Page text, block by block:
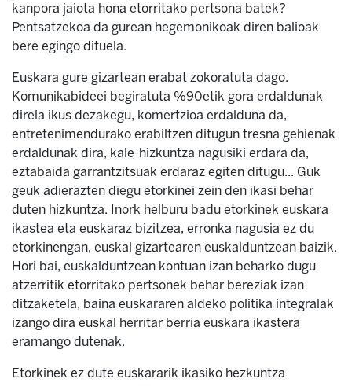
kanpora jaiota hona etorritako pertsona batek?
Pentsatzekoa da gurean hegemonikoak diren balioak
bere egingo dituela.
Euskara gure gizartean erabat zokoratuta dago.
Komunikabideei begiratuta %90etik gora erdaldunak
direla ikus dezakegu, komertzioa erdalduna da,
entretenimendurako erabiltzen ditugun tresna gehienak
erdaldunak dira, kale-hizkuntza nagusiki erdara da,
eztabaida garrantzitsuak erdaraz egiten ditugu... Guk
geuk adierazten diegu etorkinei zein den ikasi behar
duten hizkuntza. Inork helburu badu etorkinek euskara
ikastea eta euskaraz bizitzea, erronka nagusia ez du
etorkinengan, euskal gizartearen euskalduntzean baizik.
Hori bai, euskalduntzean kontuan izan beharko dugu
atzerritik etorritako pertsonek behar bereziak izan
ditzaketela, baina euskararen aldeko politika integralak
izango dira euskal herritar berria euskara ikastera
eramango dutenak.
Etorkinek ez dute euskararik ikasiko hezkuntza